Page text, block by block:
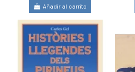
Añadir al carrito